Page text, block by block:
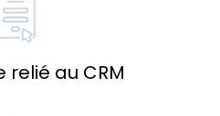
relié au CRM